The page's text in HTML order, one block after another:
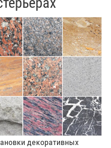
декоративных